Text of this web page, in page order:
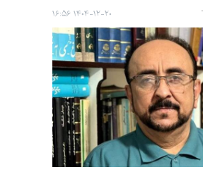
۱۴۰۴-۱۲-۲۰ ۱۶:۵۶